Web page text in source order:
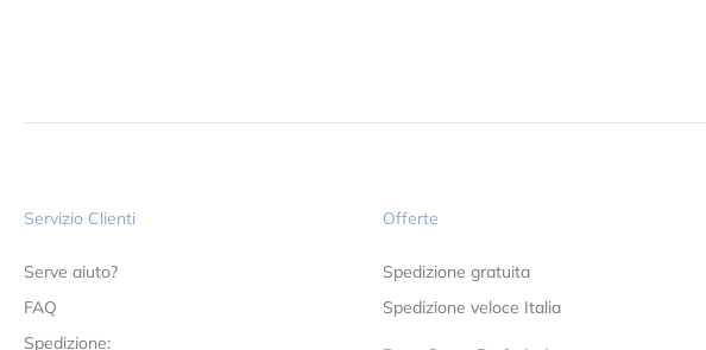
Servizio Clienti
Serve aiuto?
FAQ
Spedizione:
Offerte
Spedizione gratuita
Spedizione veloce Italia